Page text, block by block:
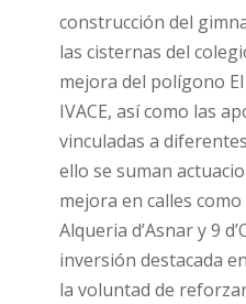
construcción del
las cisternas del
mejora del polígono
IVACE, así como las
vinculadas a
ello se suman
mejora en calles
Alqueria d’Asnar y 9
inversión destacada
la voluntad de